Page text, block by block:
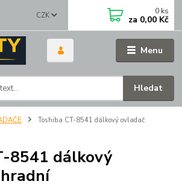
Menu
CZK
Hledat
0 ks
za 0,00 Kč
Toshiba CT-8541 dálkový ovladač
8541 dálkový